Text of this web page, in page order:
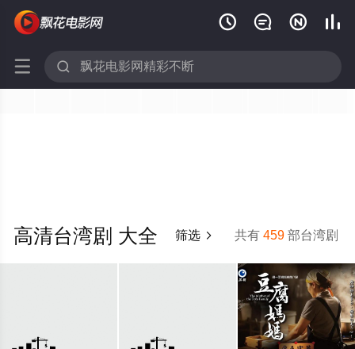
   
 
共有459 部台湾剧
高清台湾剧 大全 筛选 